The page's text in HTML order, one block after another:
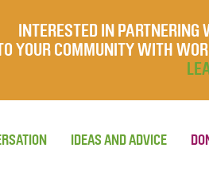
INTERESTED IN
YOUR COMMUNITY WITH
IDEAS AND ADVICE